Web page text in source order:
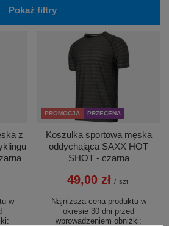
Pokaż filtry
z
w
PROMOCJA PRZECENA
Koszulka sportowa męska
oddychająca SAXX HOT
SHOT - czarna
49,00 zł / szt.
Najniższa cena produktu w
okresie 30 dni przed
wprowadzeniem obniżki: